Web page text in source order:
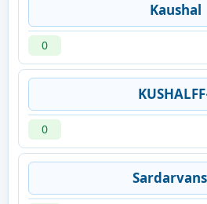
Kaushal
0
0